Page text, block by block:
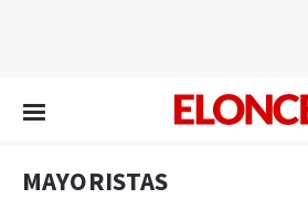
MAYORISTAS